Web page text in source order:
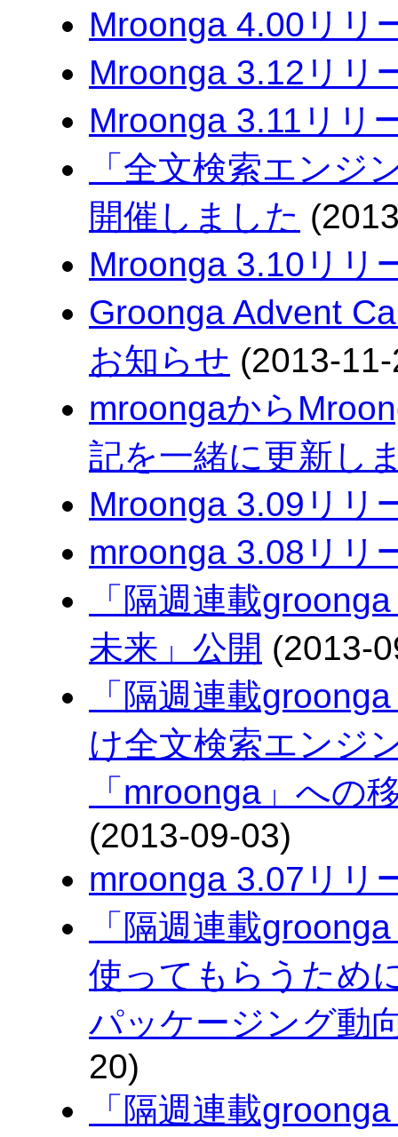
Mroonga 4.00リリ
Mroonga 3.12リリ
Mroonga 3.11リリ
「全文検索エンジ
開催しました
Mroonga 3.10リリ
Groonga Advent
お知らせ (2013-
mroongaから
記を一緒に更新し
Mroonga 3.09リリ
mroonga 3.08リリ
「隔週連載
未来」公開 (2013-
「隔週連載
け全文検索エンジ
「mroonga」への
(2013-09-03)
mroonga 3.07リリ
「隔週連載
使ってもらうため
パッケージング動
20)
「隔週連載